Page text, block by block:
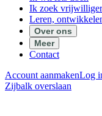
Ik zoek
Leren,
Over ons
Meer
Contact
Account aanmakenLog
Zijbalk overslaan